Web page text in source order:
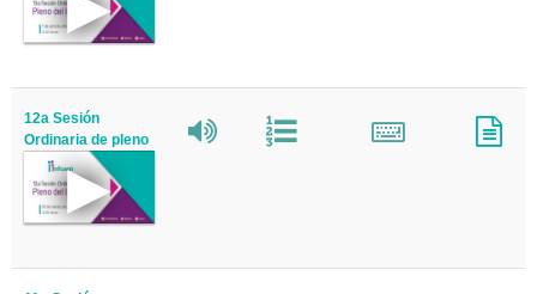
12a Sesión
Ordinaria de pleno